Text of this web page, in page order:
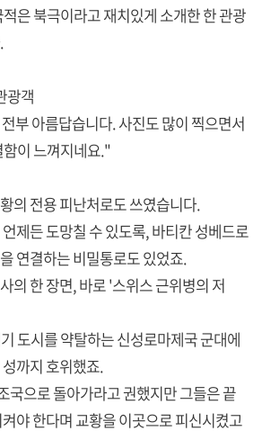
은 북극이라고 재치있게 소개한 한 관광
광객
부 아름답습니다. 사진도 많이 찍으면서
이 느껴지네요."
의 전용 피난처로도 쓰였습니다.
제든 도망칠 수 있도록, 바티칸 성베드로
연결하는 비밀통로도 있었죠.
의 한 장면, 바로 '스위스 근위병의 저
도시를 약탈하는 신성로마제국 군대에
까지 호위했죠.
국으로 돌아가라고 권했지만 그들은 끝
야 한다며 교황을 이곳으로 피신시켰고